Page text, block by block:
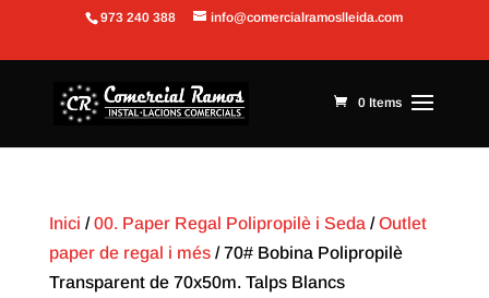
Obre la barra d'eines
973 240 388 info@comercialramoslleida.com
0 Items
Inici /00. Paper Regal Polipropilè i Seda /Outlet
paper de regal i més/ 70# Bobina Polipropilè
Transparent de 70x50m. Talps Blancs